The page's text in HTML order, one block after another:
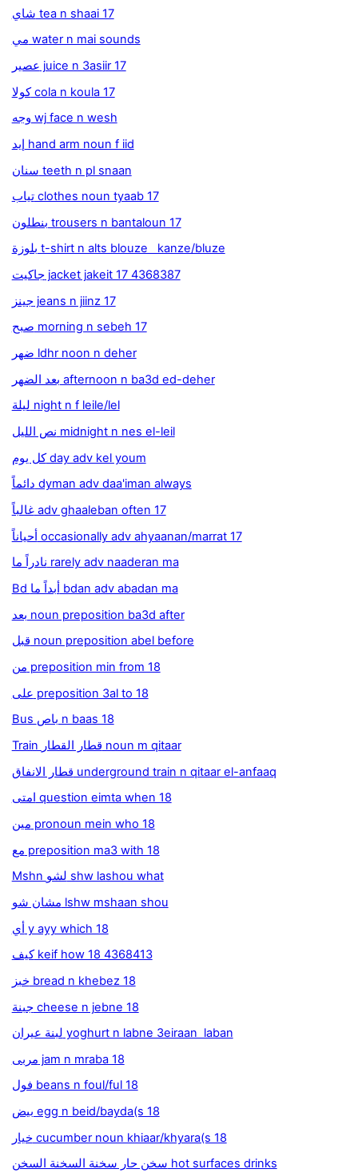
شاي tea n shaai 17
مي water n mai sounds
عصير juice n 3asiir 17
كولا cola n koula 17
وجه wj face n wesh
إيد hand arm noun f iid
سنان teeth n pl snaan
تياب clothes noun tyaab 17
بنطلون trousers n bantaloun 17
بلوزة t-shirt n alts blouze kanze/bluze
جاكيت jacket jakeit 17 4368387
جينز jeans n jiinz 17
صبح morning n sebeh 17
ضهر ldhr noon n deher
بعد الضهر afternoon n ba3d ed-deher
ليلة night n f leile/lel
نص الليل midnight n nes el-leil
كل يوم day adv kel youm
دائماً dyman adv daa'iman always
غالباً adv ghaaleban often 17
أحياناً occasionally adv ahyaanan/marrat 17
نادراً ما rarely adv naaderan ma
Bd أبداً ما bdan adv abadan ma
بعد noun preposition ba3d after
قبل noun preposition abel before
من preposition min from 18
على preposition 3al to 18
Bus باص n baas 18
Train قطار القطار noun m qitaar
قطار الانفاق underground train n qitaar el-anfaaq
امتى question eimta when 18
مين pronoun mein who 18
مع preposition ma3 with 18
Mshn لشو shw lashou what
مشان شو lshw mshaan shou
أي y ayy which 18
كيف keif how 18 4368413
خبز bread n khebez 18
جبنة cheese n jebne 18
لبنة عيران yoghurt n labne 3eiraan laban
مربى jam n mraba 18
فول beans n foul/ful 18
بيض egg n beid/bayda(s 18
خيار cucumber noun khiaar/khyara(s 18
سخن حار سخنة السخنة السخن hot surfaces drinks